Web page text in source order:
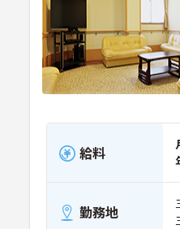
給料
勤務地